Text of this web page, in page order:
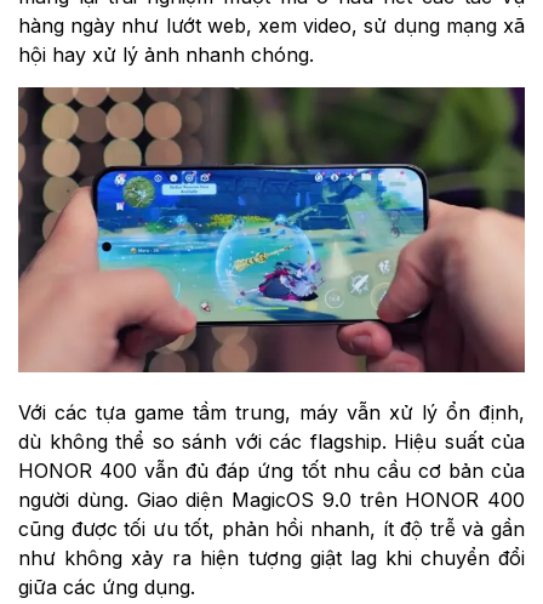
hàng ngày như lướt web, xem video, sử dụng mạng xã
hội hay xử lý ảnh nhanh chóng.
Với các tựa game tầm trung, máy vẫn xử lý ổn định,
dù không thể so sánh với các flagship. Hiệu suất của
HONOR 400 vẫn đủ đáp ứng tốt nhu cầu cơ bản của
người dùng. Giao diện MagicOS 9.0 trên HONOR 400
cũng được tối ưu tốt, phản hồi nhanh, ít độ trễ và gần
như không xảy ra hiện tượng giật lag khi chuyển đổi
giữa các ứng dụng.